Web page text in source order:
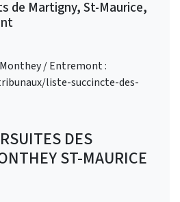
de Martigny, St-Maurice,
/ Entremont :
liste-succincte-des-
DES
ST-MAURICE